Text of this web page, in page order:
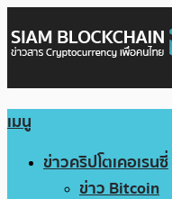
เมนู
ข่าวคริปโตเคอเรนซี่
ข่าว Bitcoin